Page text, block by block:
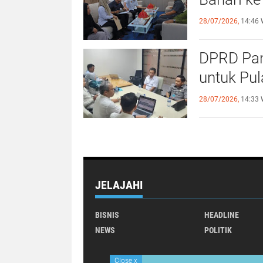
28/07/2026, 14:46
DPRD
untuk
28/07/2026, 14:33
JELAJAHI
BISNIS HEADLINE
NEWS
POLITIK
Close x